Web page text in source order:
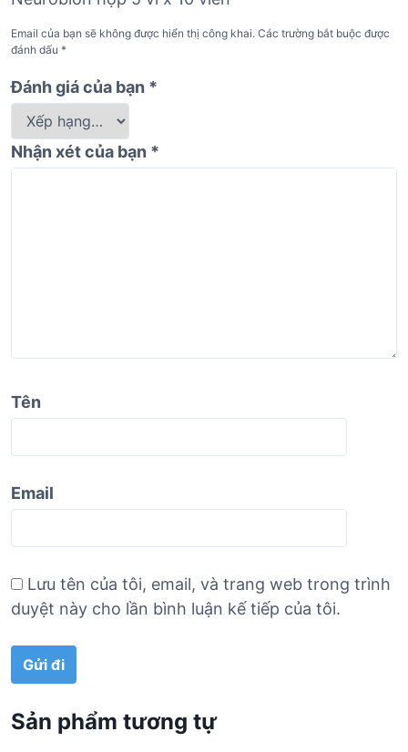
Email của bạn sẽ không được hiển thị công khai. Các trường bắt buộc được
đánh dấu *
Đánh giá của bạn *
Nhận xét của bạn *
Tên
Email
Lưu tên của tôi, email, và trang web trong trình
duyệt này cho lần bình luận kế tiếp của tôi.
Sản phẩm tương tự